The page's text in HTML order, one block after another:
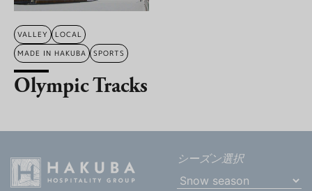
VALLEY
LOCAL
MADE IN HAKUBA
SPORTS
Olympic Tracks
シーズン選択